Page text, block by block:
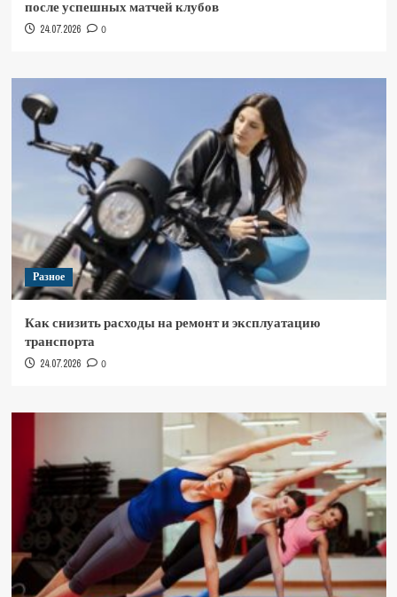
после успешных матчей клубов
24.07.2026 0
Разное
Как снизить расходы на ремонт и эксплуатацию
транспорта
24.07.2026 0